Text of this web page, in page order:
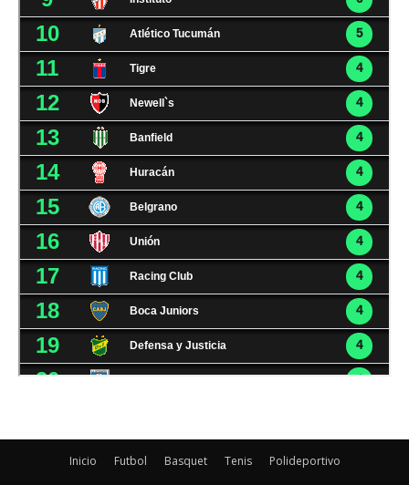
Inicio Futbol Basquet Tenis Polideportivo